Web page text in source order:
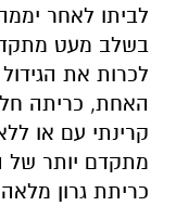
לביתו לאחר
לכרות את
האחת, כריתה
קרינתי עם או
מתקדם יותר של
כריתת גרון